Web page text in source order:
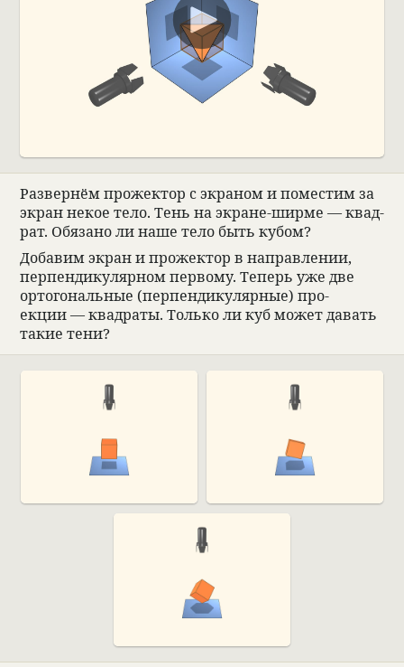
Раз­вер­нём про­жек­тор с экра­ном и поме­стим за
экран некое тело. Тень на экране-ширме — квад­
рат. Обя­зано ли наше тело быть кубом?
Доба­вим экран и про­жек­тор в направ­ле­нии,
перпен­ди­ку­ляр­ном пер­вому. Теперь уже две
ортого­наль­ные (перпен­ди­ку­ляр­ные) про­
екции — квад­раты. Только ли куб может давать
такие тени?